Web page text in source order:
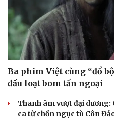
Ba phim Việt cùng “đổ
đầu loạt bom tấn ngoại
Thanh âm vượt đại dương:
ca từ chốn ngục tù Côn